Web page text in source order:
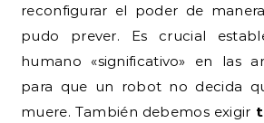
reconfigurar el poder de
pudo prever. Es crucial
humano «significativo» en las
para que un robot no decida
muere. También debemos exigir